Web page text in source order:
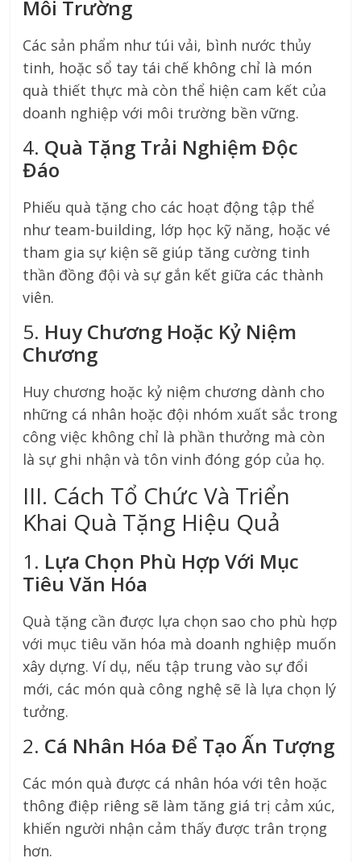
Môi Trường
Các sản phẩm như túi vải, bình nước thủy
tinh, hoặc sổ tay tái chế không chỉ là món
quà thiết thực mà còn thể hiện cam kết của
doanh nghiệp với môi trường bền vững.
4. Quà Tặng Trải Nghiệm Độc
Đáo
Phiếu quà tặng cho các hoạt động tập thể
như team-building, lớp học kỹ năng, hoặc vé
tham gia sự kiện sẽ giúp tăng cường tinh
thần đồng đội và sự gắn kết giữa các thành
viên.
5. Huy Chương Hoặc Kỷ Niệm
Chương
Huy chương hoặc kỷ niệm chương dành cho
những cá nhân hoặc đội nhóm xuất sắc trong
công việc không chỉ là phần thưởng mà còn
là sự ghi nhận và tôn vinh đóng góp của họ.
III. Cách Tổ Chức Và Triển
Khai Quà Tặng Hiệu Quả
1. Lựa Chọn Phù Hợp Với Mục
Tiêu Văn Hóa
Quà tặng cần được lựa chọn sao cho phù hợp
với mục tiêu văn hóa mà doanh nghiệp muốn
xây dựng. Ví dụ, nếu tập trung vào sự đổi
mới, các món quà công nghệ sẽ là lựa chọn lý
tưởng.
2. Cá Nhân Hóa Để Tạo Ấn Tượng
Các món quà được cá nhân hóa với tên hoặc
thông điệp riêng sẽ làm tăng giá trị cảm xúc,
khiến người nhận cảm thấy được trân trọng
hơn.